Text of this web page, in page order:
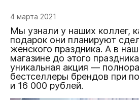
4 марта 2021
Мы узнали у наших коллег,
подарок они планируют
женского праздника. А в
магазине до этого
уникальная акция —
бестселлеры брендов при
и 16 000 рублей.